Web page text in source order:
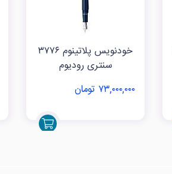
خودنویس پلاتینوم ۳۷۷۶
سنتری رودیوم
۷۳,۰۰۰,۰۰۰ تومان